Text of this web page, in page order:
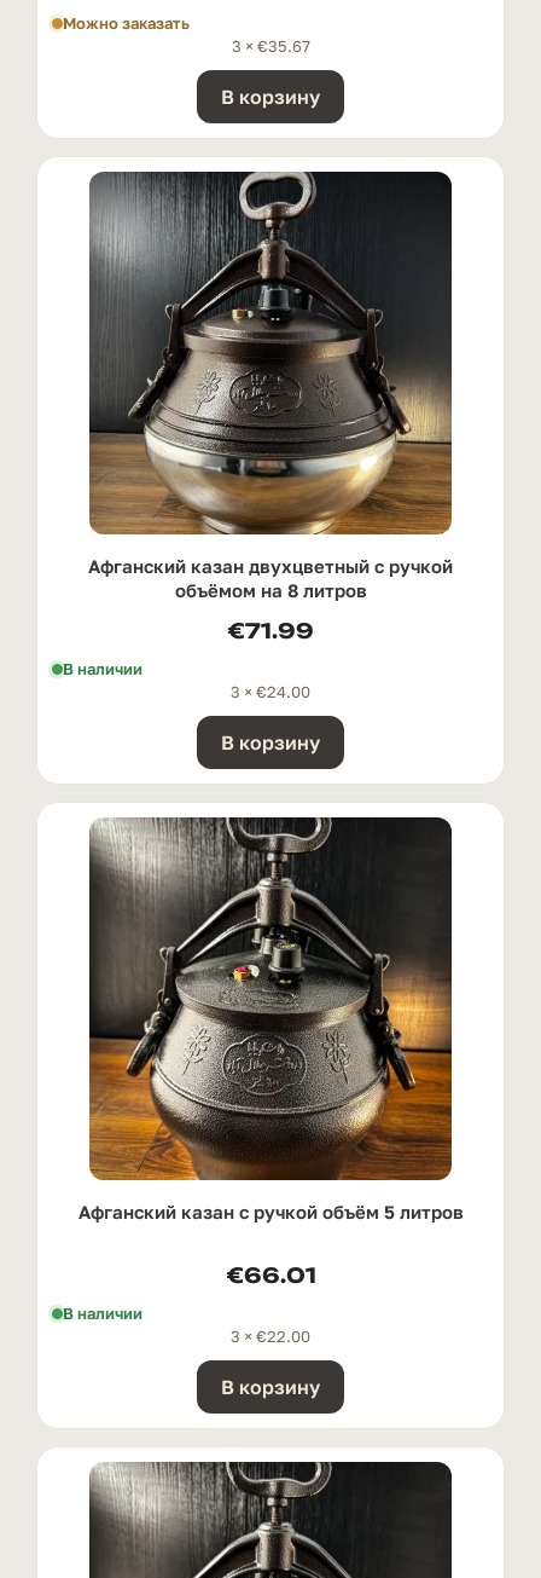
Можно заказать
3 × €35.67
В корзину
Афганский казан двухцветный с ручкой
oбъёмом на 8 литров
€71.99
В наличии
3 × €24.00
В корзину
Афганский казан с ручкой oбъём 5 литров
€66.01
В наличии
3 × €22.00
В корзину